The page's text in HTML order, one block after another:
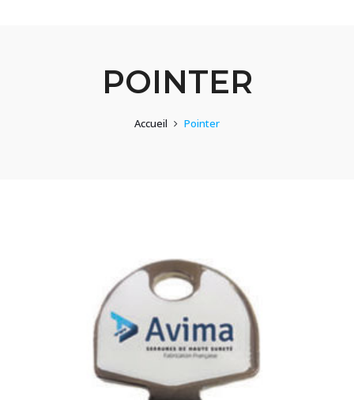
POINTER
Accueil Pointer